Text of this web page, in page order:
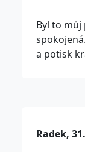
Byl to můj
a potisk
Radek,